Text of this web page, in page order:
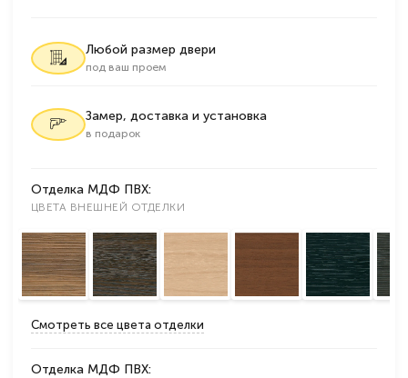
Любой размер двери
под ваш проем
Замер, доставка и установка
в подарок
Отделка МДФ ПВХ:
ЦВЕТА ВНЕШНЕЙ ОТДЕЛКИ
Смотреть все цвета отделки
Отделка МДФ ПВХ: